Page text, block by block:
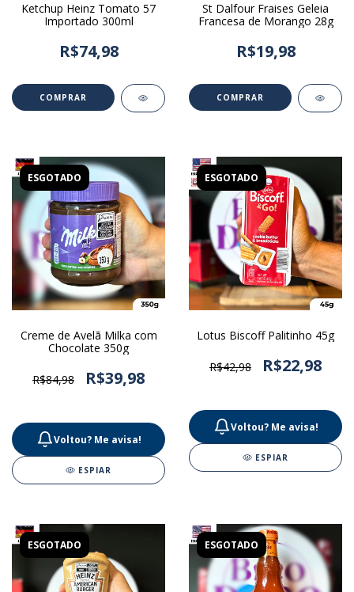
Ketchup Heinz Tomato 57
Importado 300ml
R$74,98
St Dalfour Fraises Geleia
Francesa de Morango 28g
R$19,98
ESGOTADO
Creme de Avelã Milka com
Chocolate 350g
R$84,98 R$39,98
Voltou? Me avisa!
ESPIAR
ESGOTADO
Lotus Biscoff Palitinho 45g
R$42,98 R$22,98
Voltou? Me avisa!
ESPIAR
ESGOTADO ESGOTADO